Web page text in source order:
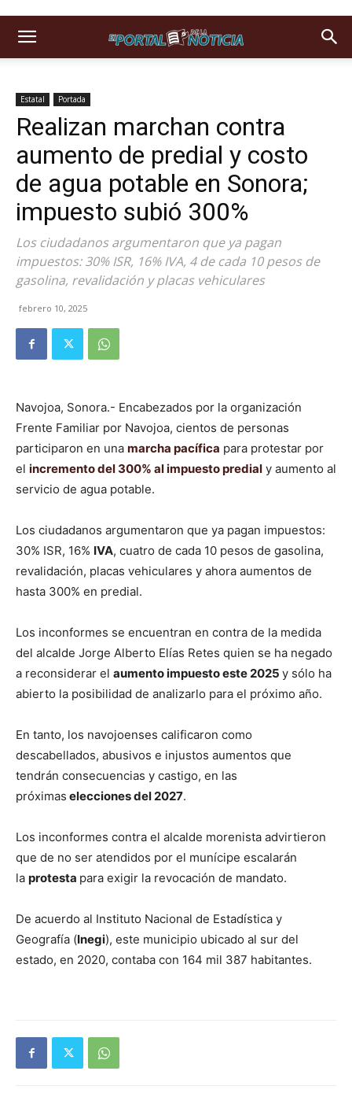
Estatal Portada
Realizan marchan contra
aumento de predial y costo
de agua potable en Sonora;
impuesto subió 300%
Los ciudadanos argumentaron que ya pagan
impuestos: 30% ISR, 16% IVA, 4 de cada 10 pesos de
gasolina, revalidación y placas vehiculares
febrero 10, 2025
Navojoa, Sonora.- Encabezados por la organización
Frente Familiar por Navojoa, cientos de personas
participaron en una marcha pacífica para protestar por
el incremento del 300% al impuesto predial y aumento al
servicio de agua potable.
Los ciudadanos argumentaron que ya pagan impuestos:
30% ISR, 16% IVA, cuatro de cada 10 pesos de gasolina,
revalidación, placas vehiculares y ahora aumentos de
hasta 300% en predial.
Los inconformes se encuentran en contra de la medida
del alcalde Jorge Alberto Elías Retes quien se ha negado
a reconsiderar el aumento impuesto este 2025 y sólo ha
abierto la posibilidad de analizarlo para el próximo año.
En tanto, los navojoenses calificaron como
descabellados, abusivos e injustos aumentos que
tendrán consecuencias y castigo, en las
próximas elecciones del 2027.
Los inconformes contra el alcalde morenista advirtieron
que de no ser atendidos por el munícipe escalarán
la protesta para exigir la revocación de mandato.
De acuerdo al Instituto Nacional de Estadística y
Geografía (Inegi), este municipio ubicado al sur del
estado, en 2020, contaba con 164 mil 387 habitantes.